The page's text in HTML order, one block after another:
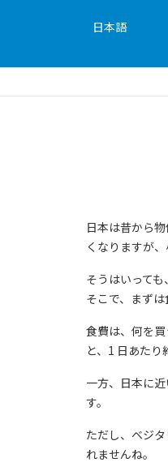
日本語
日本は昔から
くなりますが
そうはいって
そこで、まず
食費は、何を
と、1 日あたり
一方、日本に
す。
ただし、ベジ
れませんね。